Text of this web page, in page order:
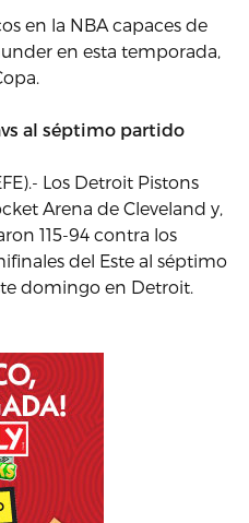
en la NBA capaces de
en esta temporada,
al séptimo partido
Los Detroit Pistons
Arena de Cleveland y,
115-94 contra los
del Este al séptimo
domingo en Detroit.